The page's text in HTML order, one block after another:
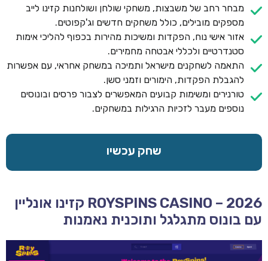
מבחר רחב של משבצות, משחקי שולחן ושולחנות קזינו לייב
מספקים מובילים, כולל משחקים חדשים וג'קפוטים.
אזור אישי נוח, הפקדות ומשיכות מהירות בכפוף להליכי אימות
סטנדרטיים ולכללי אבטחה מחמירים.
התאמה לשחקנים מישראל ותמיכה במשחק אחראי, עם אפשרות
להגבלת הפקדות, הימורים וזמני סשן.
טורנירים ומשימות קבועים המאפשרים לצבור פרסים ובונוסים
נוספים מעבר לזכיות הרגילות במשחקים.
שחק עכשיו
ROYSPINS CASINO – 2026 קזינו אונליין
עם בונוס מתגלגל ותוכנית נאמנות